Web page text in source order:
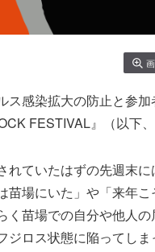
ス感染拡大の防止と参
FESTIVAL』（以下、
れていたはずの先週末
苗場にいた」や「来年
く苗場での自分や他人
ジロス状態に陥ってし